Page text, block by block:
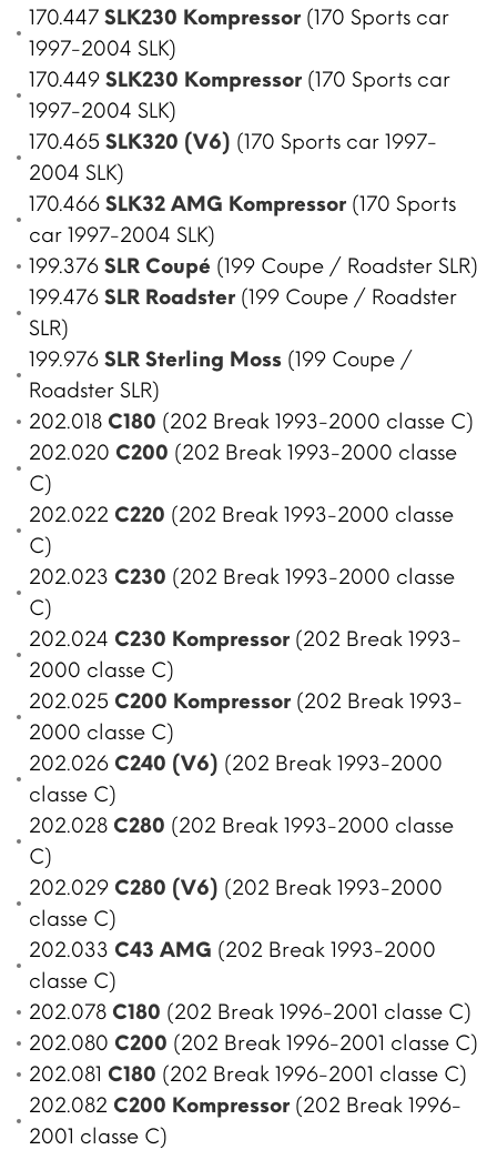
170.447 SLK230 Kompressor (170 Sports car
1997-2004 SLK)
170.449 SLK230 Kompressor (170 Sports car
1997-2004 SLK)
170.465 SLK320 (V6) (170 Sports car 1997-
2004 SLK)
170.466 SLK32 AMG Kompressor (170 Sports
car 1997-2004 SLK)
199.376 SLR Coupé (199 Coupe / Roadster SLR)
199.476 SLR Roadster (199 Coupe / Roadster
SLR)
199.976 SLR Sterling Moss (199 Coupe /
Roadster SLR)
202.018 C180 (202 Break 1993-2000 classe C)
202.020 C200 (202 Break 1993-2000 classe
C)
202.022 C220 (202 Break 1993-2000 classe
C)
202.023 C230 (202 Break 1993-2000 classe
C)
202.024 C230 Kompressor (202 Break 1993-
2000 classe C)
202.025 C200 Kompressor (202 Break 1993-
2000 classe C)
202.026 C240 (V6) (202 Break 1993-2000
classe C)
202.028 C280 (202 Break 1993-2000 classe
C)
202.029 C280 (V6) (202 Break 1993-2000
classe C)
202.033 C43 AMG (202 Break 1993-2000
classe C)
202.078 C180 (202 Break 1996-2001 classe C)
202.080 C200 (202 Break 1996-2001 classe C)
202.081 C180 (202 Break 1996-2001 classe C)
202.082 C200 Kompressor (202 Break 1996-
2001 classe C)